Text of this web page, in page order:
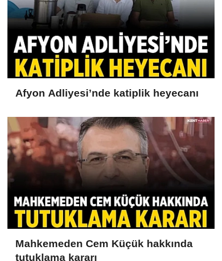
Afyon Adliyesi’nde katiplik heyecanı
Mahkemeden Cem Küçük hakkında
tutuklama kararı